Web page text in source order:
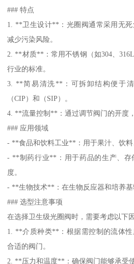
### 特点
1. **卫生设计**：光圈阀通常采用无死
减少污染风险。
2. **材质**：常用不锈钢（如304、
行业的标准。
3. **简易清洗**：可拆卸结构便于
（CIP）和（SIP）。
4. **流量控制**：通过调节阀门的开度
### 应用领域
- **食品和饮料工业**：用于果汁、饮料
- **制药行业**：用于药品的生产、存
度。
- **生物技术**：在生物反应器和培养基
### 选型注意事项
在选择卫生级光圈阀时，需要考虑以下
1. **介质种类**：根据需控制的流体
合适的阀门。
2. **压力和温度**：确保阀门能够承受